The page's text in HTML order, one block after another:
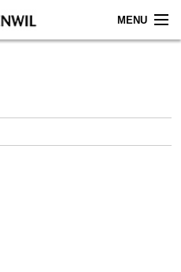
MENU